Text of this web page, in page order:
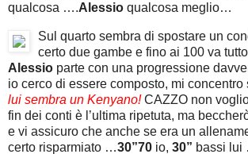
qualcosa ….Alessio qualcosa meglio…
Sul quarto sembra di spostare un
certo due gambe e fino ai 100 va
Alessio parte con una progressione
io cerco di essere composto, mi concentro
lui sembra un Kenyano!CAZZO non
fin dei conti è l’ultima ripetuta, ma
e vi assicuro che anche se era un
certo risparmiato …30”70 io, 30” bassi lui